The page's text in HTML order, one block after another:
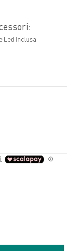
Led Inclusa